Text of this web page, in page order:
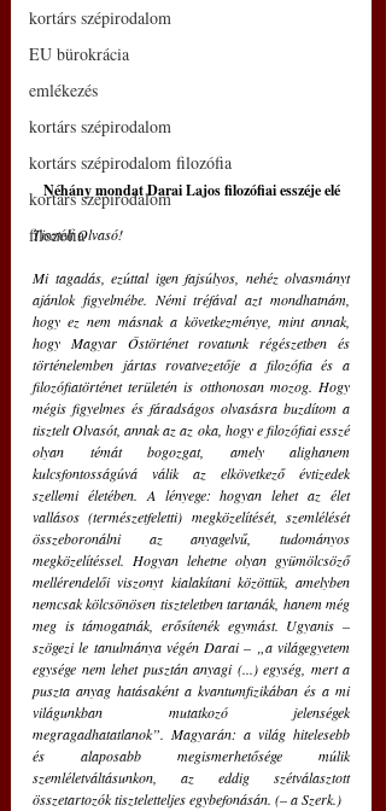
kortárs szépirodalom
EU bürokrácia
emlékezés
kortárs szépirodalom
kortárs szépirodalom filozófia
kortárs szépirodalom
filozófia
Néhány mondat Darai Lajos filozófiai esszéje elé
Tisztelt Olvasó!
Mi tagadás, ezúttal igen fajsúlyos, nehéz olvasmányt
ajánlok figyelmébe. Némi tréfával azt mondhatnám,
hogy ez nem másnak a következménye, mint annak,
hogy Magyar Őstörténet rovatunk régészetben és
történelemben jártas rovatvezetője a filozófia és a
filozófiatörténet területén is otthonosan mozog. Hogy
mégis figyelmes és fáradságos olvasásra buzdítom a
tisztelt Olvasót, annak az az oka, hogy e filozófiai esszé
olyan témát bogozgat, amely alighanem
kulcsfontosságúvá válik az elkövetkező évtizedek
szellemi életében. A lényege: hogyan lehet az élet
vallásos (természetfeletti) megközelítését, szemlélését
összeboronálni az anyagelvű, tudományos
megközelítéssel. Hogyan lehetne olyan gyümölcsöző
mellérendelői viszonyt kialakítani közöttük, amelyben
nemcsak kölcsönösen tiszteletben tartanák, hanem még
meg is támogatnák, erősítenék egymást. Ugyanis –
szögezi le tanulmánya végén Darai – „a világegyetem
egysége nem lehet pusztán anyagi (...) egység, mert a
puszta anyag hatásaként a kvantumfizikában és a mi
világunkban mutatkozó jelenségek
megragadhatatlanok”. Magyarán: a világ hitelesebb
és alaposabb megismerhetősége múlik
szemléletváltásunkon, az eddig szétválasztott
összetartozók tiszteletteljes egybefonásán. (– a Szerk.)